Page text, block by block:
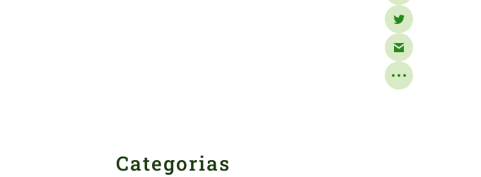
Categorias